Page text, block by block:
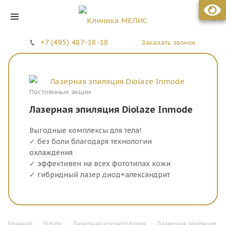
Стоматология МЕЛИС
+7 (495) 487-18-18 Заказать звонок
Постоянные акции
Лазерная эпиляция Diolaze Inmode
Выгодные комплексы для тела!
✓ без боли благодаря технологии
охлаждения
✓ эффективен на всех фототипах кожи
✓ гибридный лазер диод+александрит